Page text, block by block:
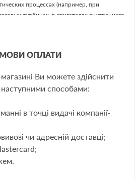
процессах (например, при
турбинах, в двигателях внутреннего
концерн, известный как
разработано более 300
фильтрующих элементов для
ОПЛАТИ
Ви можете здійснити
способами:
в точці видачі компанії-
чи адресній доставці;